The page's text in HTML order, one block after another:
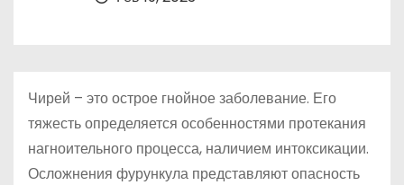
Чирей – это острое гнойное заболевание. Его
тяжесть определяется особенностями протекания
нагноительного процесса, наличием интоксикации.
Осложнения фурункула представляют опасность